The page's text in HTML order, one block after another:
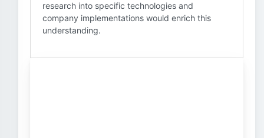
research into specific technologies and
company implementations would enrich this
understanding.